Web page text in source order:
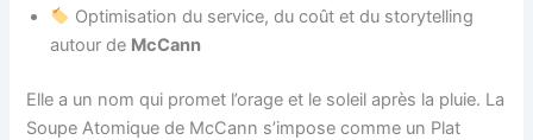
Optimisation du service, du coût et du storytelling
autour de McCann
Elle a un nom qui promet l’orage et le soleil après la pluie. La
Soupe Atomique de McCann s’impose comme un Plat